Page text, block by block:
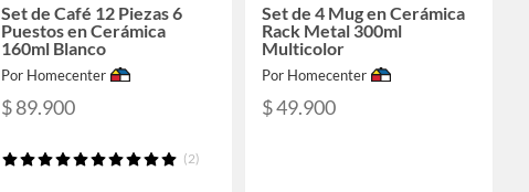
Set de Café 12 Piezas 6
Puestos en Cerámica
160ml Blanco
Por Homecenter
$ 89.900
(2)
Set de 4 Mug en Cerámica
Rack Metal 300ml
Multicolor
Por Homecenter
$ 49.900